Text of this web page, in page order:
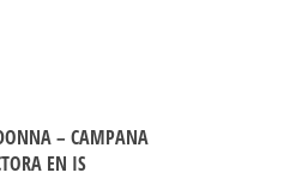
– CAMPANA
EN IS